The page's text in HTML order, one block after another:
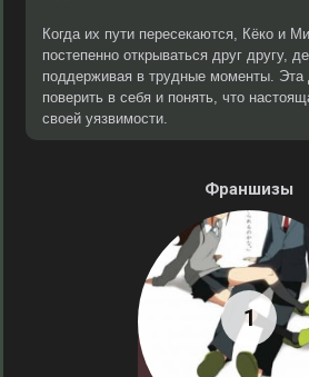
Когда их пути пересекаются, Кёко и
постепенно открываться друг другу,
поддерживая в трудные моменты. Эта
поверить в себя и понять, что
своей уязвимости.
Франшизы